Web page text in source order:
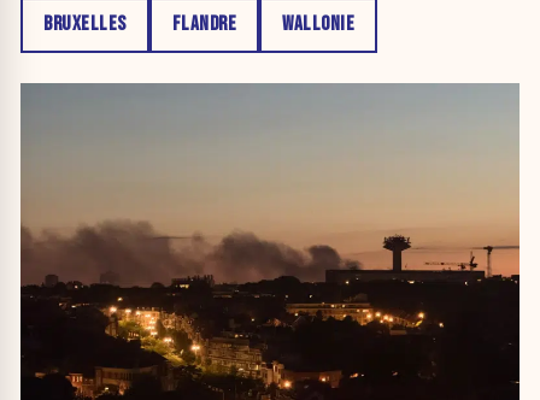
BRUXELLES FLANDRE WALLONIE